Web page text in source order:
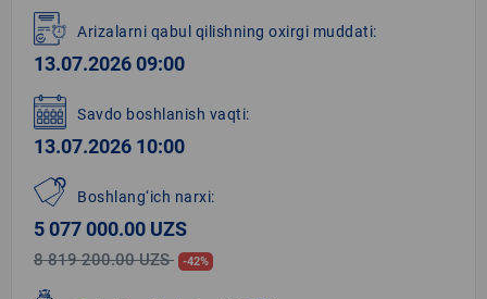
1
of
2
Arizalarni qabul qilishning oxirgi muddati:
13.07.2026 09:00
Savdo boshlanish vaqti:
13.07.2026 10:00
Boshlang‘ich narxi:
5 077 000.00 UZS
8 819 200.00 UZS -42%